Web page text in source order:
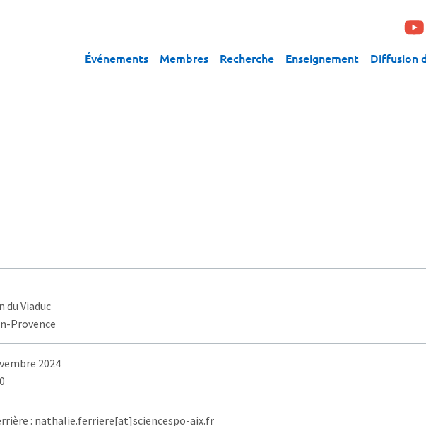
Événements Membres Recherche Enseignement Diffusion
du Viaduc
Provence
2024
: nathalie.ferriere[at]sciencespo-aix.fr